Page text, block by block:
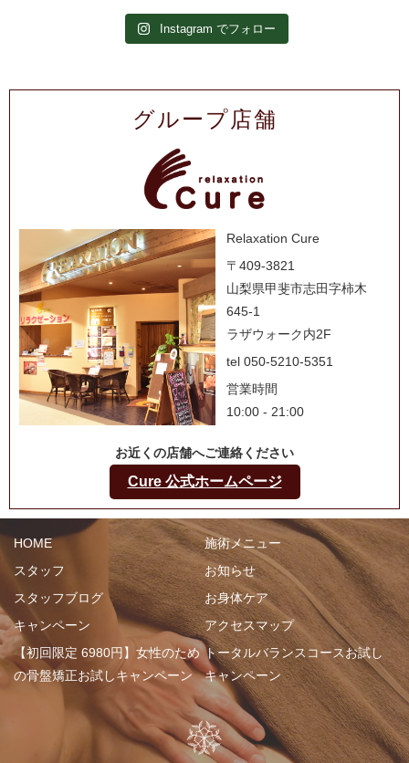
Instagram でフォロー
グループ店舗
Relaxation Cure
〒409-3821
山梨県甲斐市志田字柿木
645-1
ラザウォーク内2F
tel 050-5210-5351
営業時間
10:00 - 21:00
お近くの店舗へご連絡ください
Cure 公式ホームページ
HOME
施術メニュー
スタッフ
お知らせ
スタッフブログ
お身体ケア
キャンペーン
アクセスマップ
【初回限定 6980円】女性のため
の骨盤矯正お試しキャンペーン
トータルバランスコースお試し
キャンペーン